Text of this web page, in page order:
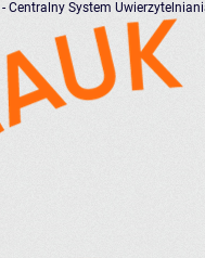
- Centralny System